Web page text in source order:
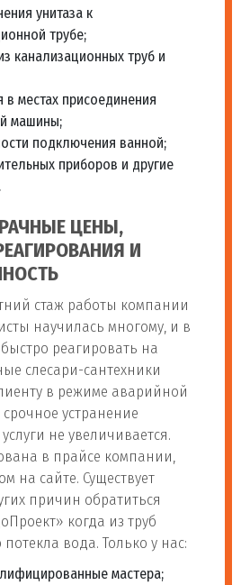
унитаза к
трубе;
канализационных труб и
в местах присоединения
машины;
подключения ванной;
приборов и другие
ЦЕНЫ,
И
стаж работы компании
научилась многому, и в
реагировать на
слесари-сантехники
в режиме аварийной
устранение
не увеличивается.
в прайсе компании,
на сайте. Существует
причин обратиться
когда из труб
вода. Только у нас:
мастера;